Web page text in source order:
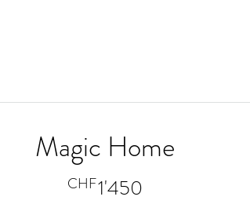
Magic Home
CHF1'450